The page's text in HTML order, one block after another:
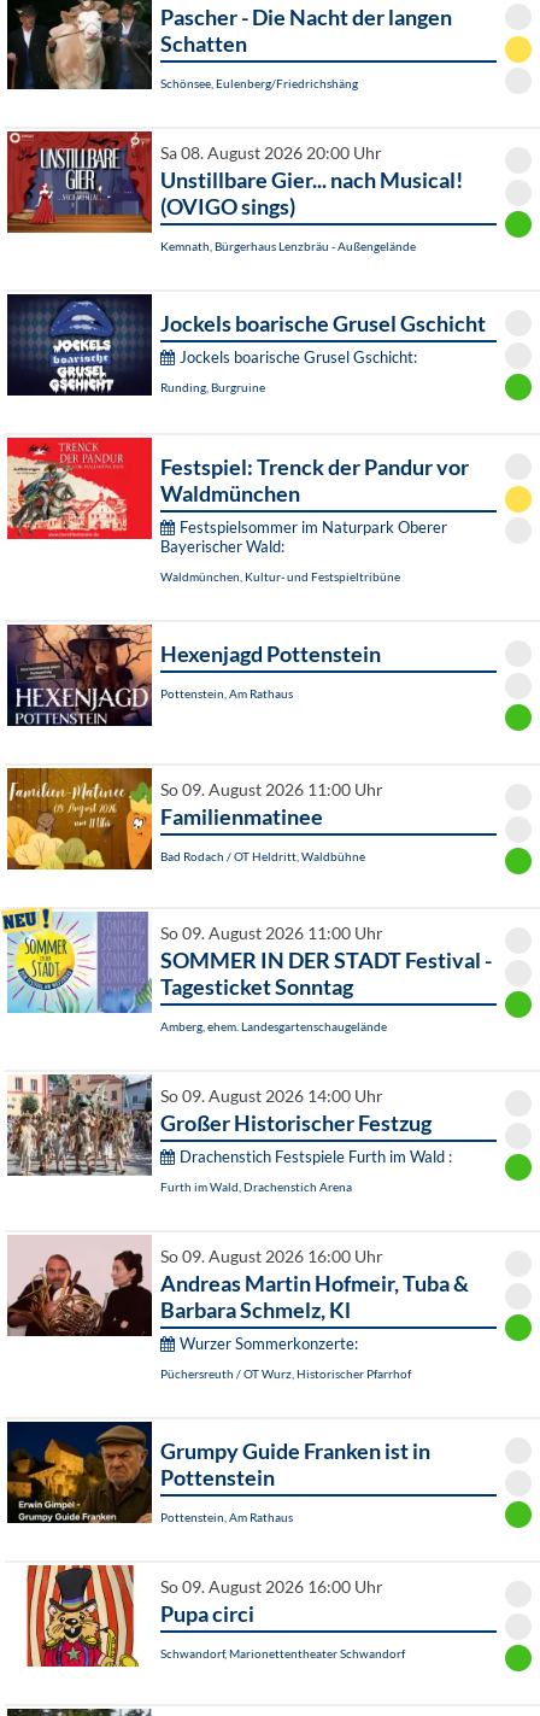
Pascher - Die Nacht der langen
Schatten
Schönsee, Eulenberg/Friedrichshäng
Sa 08. August 2026 20:00 Uhr
Unstillbare Gier... nach Musical!
(OVIGO sings)
Kemnath, Bürgerhaus Lenzbräu - Außengelände
Jockels boarische Grusel Gschicht
Jockels boarische Grusel Gschicht:
Runding, Burgruine
Festspiel: Trenck der Pandur vor
Waldmünchen
Festspielsommer im Naturpark Oberer
Bayerischer Wald:
Waldmünchen, Kultur- und Festspieltribüne
Hexenjagd Pottenstein
Pottenstein, Am Rathaus
So 09. August 2026 11:00 Uhr
Familienmatinee
Bad Rodach / OT Heldritt, Waldbühne
So 09. August 2026 11:00 Uhr
SOMMER IN DER STADT Festival -
Tagesticket Sonntag
Amberg, ehem. Landesgartenschaugelände
So 09. August 2026 14:00 Uhr
Großer Historischer Festzug
Drachenstich Festspiele Furth im Wald :
Furth im Wald, Drachenstich Arena
So 09. August 2026 16:00 Uhr
Andreas Martin Hofmeir, Tuba &
Barbara Schmelz, Kl
Wurzer Sommerkonzerte:
Püchersreuth / OT Wurz, Historischer Pfarrhof
Grumpy Guide Franken ist in
Pottenstein
Pottenstein, Am Rathaus
So 09. August 2026 16:00 Uhr
Pupa circi
Schwandorf, Marionettentheater Schwandorf